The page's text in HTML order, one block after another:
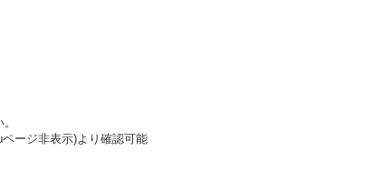
ージ非表示)より確認可能